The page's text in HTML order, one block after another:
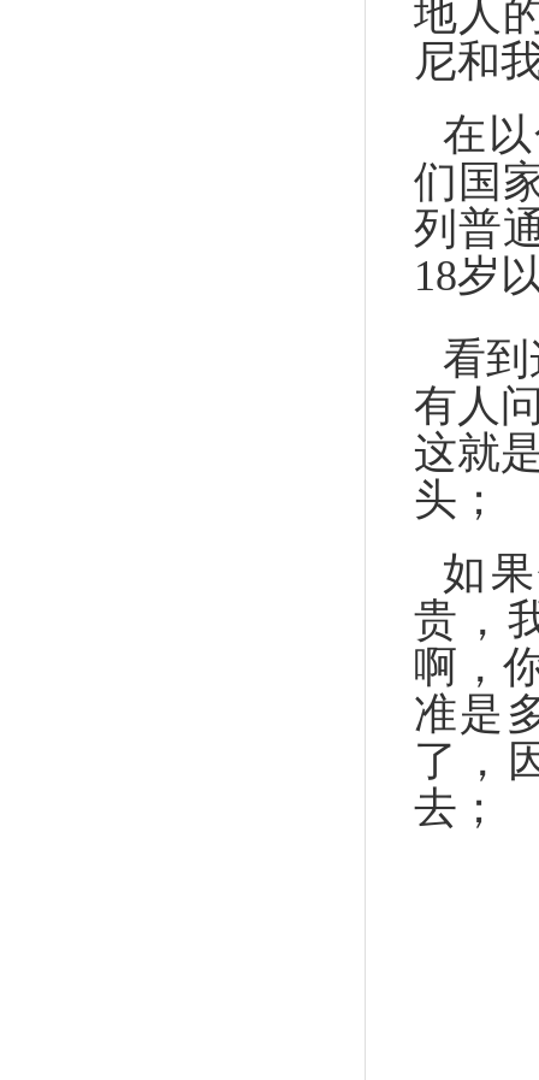
地人
尼和
在
们国
列普
18岁
看
有人
这就
头；
如
贵，
啊，
准是
了，
去；